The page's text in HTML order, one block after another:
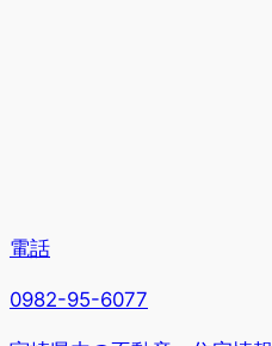
電話
0982-95-6077